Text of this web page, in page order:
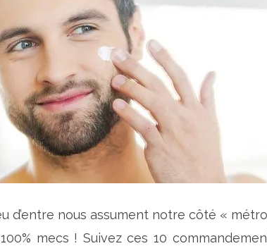
d’entre nous assument notre côté «
mecs ! Suivez ces 10